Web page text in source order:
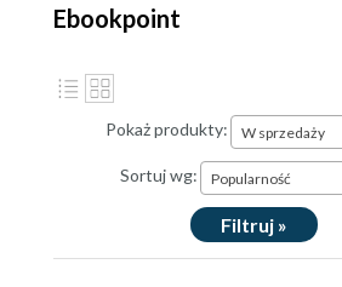
Ebookpoint
Pokaż produkty: W sprzedaży
Sortuj wg: Popularność
Filtruj »